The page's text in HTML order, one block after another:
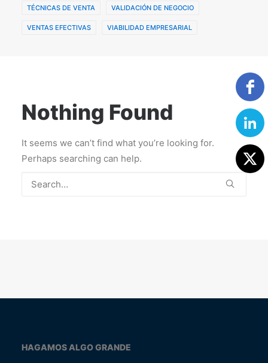
TÉCNICAS DE VENTA VALIDACIÓN DE NEGOCIO
VENTAS EFECTIVAS VIABILIDAD EMPRESARIAL
Nothing Found
It seems we can’t find what you’re looking for.
Perhaps searching can help.
HAGAMOS ALGO GRANDE